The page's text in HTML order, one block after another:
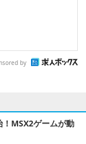
by
！MSX2ゲームが動